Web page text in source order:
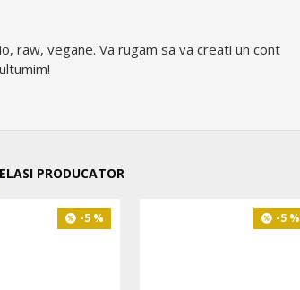
vegane. Va rugam sa va creati un cont
-5 % -5 %
PRODUCATOR
-5 % -5 %